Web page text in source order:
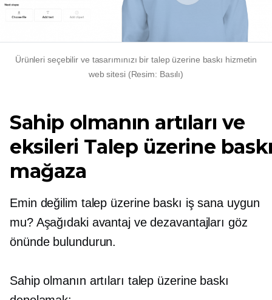
Ürünleri seçebilir ve tasarımınızı bir talep üzerine baskı hizmetin
web sitesi (Resim: Basılı)
Sahip olmanın artıları ve
eksileri Talep üzerine
mağaza
Emin değilim talep üzerine baskı iş sana uygun
mu? Aşağıdaki avantaj ve dezavantajları göz
önünde bulundurun.
Sahip olmanın artıları talep üzerine baskı